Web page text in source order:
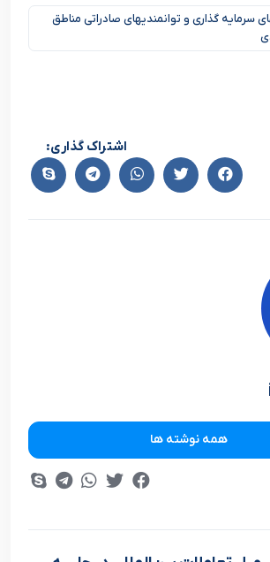
سرمایه گذاری و توانمندیهای صادراتی مناطق
اشتراک گذاری:
همه نوشته ها